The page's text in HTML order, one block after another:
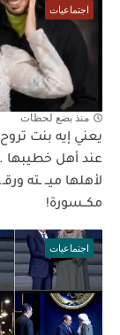
اجتماعيات
منذ بضع لحظات
يعني إيه بنت
عند أهل خطيبها
لأهلها ميــ ـته
مكــسورة!
اجتماعيات